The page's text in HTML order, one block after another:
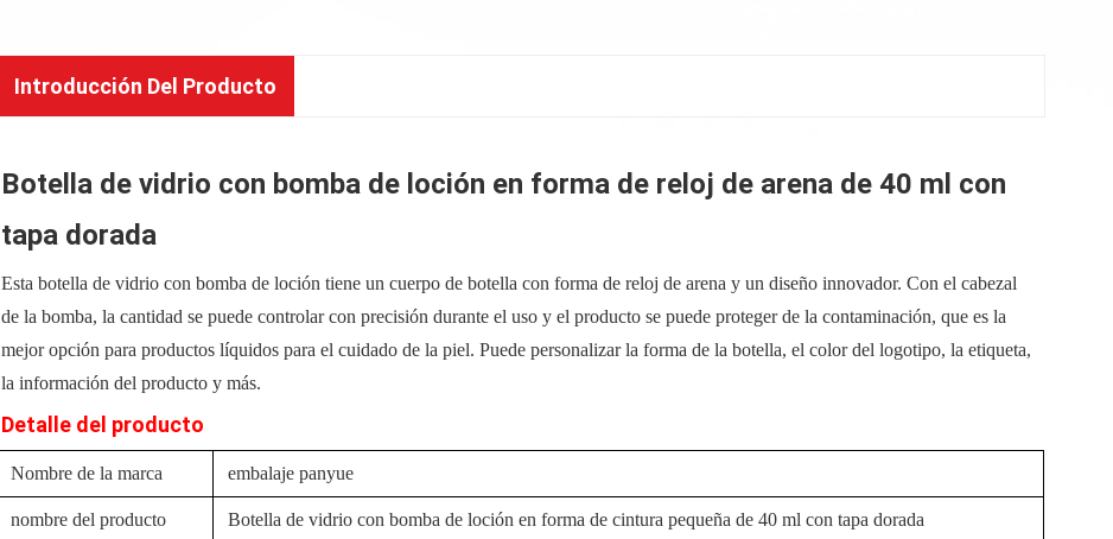
Introducción Del Producto
Botella de vidrio con bomba de loción en forma de reloj de arena de 40 ml con
tapa dorada
Esta botella de vidrio con bomba de loción tiene un cuerpo de botella con forma de reloj de arena y un diseño innovador. Con el cabezal
de la bomba, la cantidad se puede controlar con precisión durante el uso y el producto se puede proteger de la contaminación, que es la
mejor opción para productos líquidos para el cuidado de la piel. Puede personalizar la forma de la botella, el color del logotipo, la etiqueta,
la información del producto y más.
Detalle del producto
Nombre de la marca embalaje panyue
nombre del producto Botella de vidrio con bomba de loción en forma de cintura pequeña de 40 ml con tapa dorada